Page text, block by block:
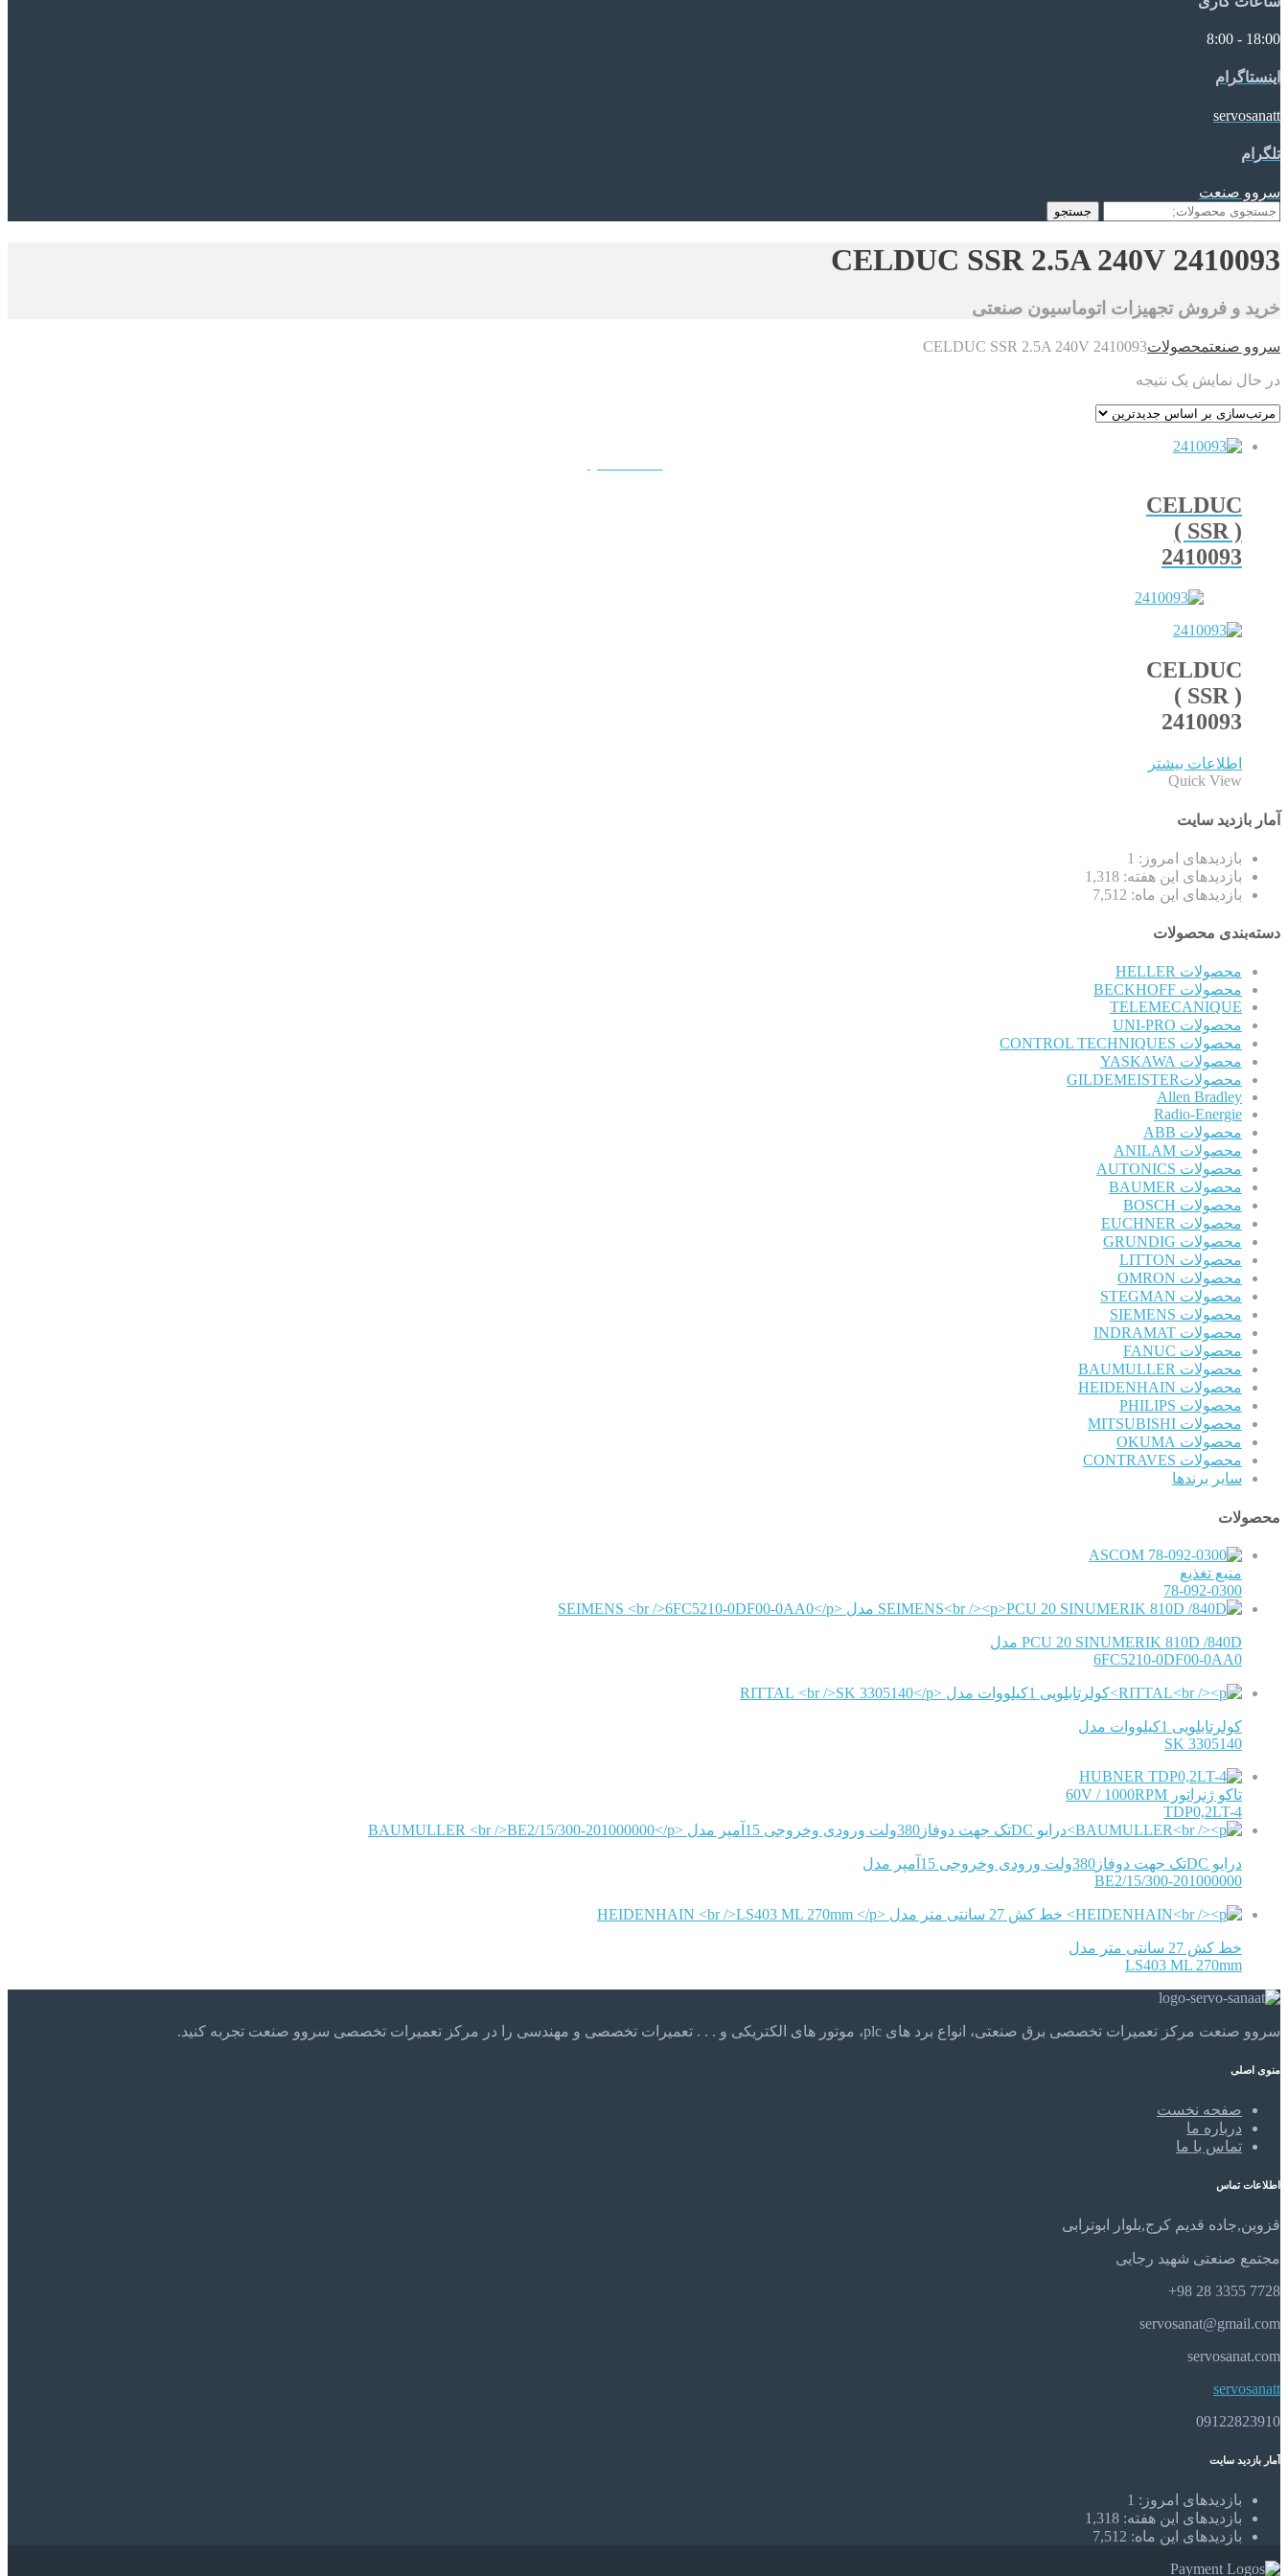
18:00 - 8:00
اینستاگرام
servosanatt
تلگرام
سروو صنعت
جستجو
جستجو
2410093 CELDUC SSR 2.5A 240V
خرید و فروش تجهیزات اتوماسیون صنعتی
سروو صنعتمحصولات2410093 CELDUC SSR 2.5A 240V
در حال نمایش یک نتیجه
CELDUC
( SSR )
2410093
CELDUC
( SSR )
2410093
اطلاعات بیشتر
Quick View
آمار بازدید سایت
بازدیدهای امروز: 1
بازدیدهای این هفته: 1,318
بازدیدهای این ماه: 7,512
دسته‌بندی محصولات
محصولات HELLER
محصولات BECKHOFF
TELEMECANIQUE
محصولات UNI-PRO
محصولات CONTROL TECHNIQUES
محصولات YASKAWA
محصولاتGILDEMEISTER
Allen Bradley
Radio-Energie
محصولات ABB
محصولات ANILAM
محصولات AUTONICS
محصولات BAUMER
محصولات BOSCH
محصولات EUCHNER
محصولات GRUNDIG
محصولات LITTON
محصولات OMRON
محصولات STEGMAN
محصولات SIEMENS
محصولات INDRAMAT
محصولات FANUC
محصولات BAUMULLER
محصولات HEIDENHAIN
محصولات PHILIPS
محصولات MITSUBISHI
محصولات OKUMA
محصولات CONTRAVES
سایر برندها
محصولات
ASCOM
منبع تغذیع
78-092-0300
SEIMENS
PCU 20 SINUMERIK 810D /840D مدل
6FC5210-0DF00-0AA0
RITTAL
کولرتابلویی 1کیلووات مدل
SK 3305140
HUBNER
تاکو ژنراتور 60V / 1000RPM
TDP0,2LT-4
BAUMULLER
درایو DCتک جهت دوفاز380ولت ورودی وخروجی 15آمپر مدل
BE2/15/300-201000000
HEIDENHAIN
خط کش 27 سانتی متر مدل
LS403 ML 270mm
سروو صنعت مرکز تعمیرات تخصصی برق صنعتی، انواع برد های plc، موتور های الکتریکی و . . . تعمیرات تخصصی و مهندسی را در مرکز تعمیرات تخصصی سروو صنعت تجربه کنید.
منوی اصلی
صفحه نخست
درباره ما
تماس با ما
اطلاعات تماس
قزوین,جاده قدیم کرج,بلوار ابوترابی
مجتمع صنعتی شهید رجایی
7728 3355 28 98+
servosanat@gmail.com
servosanat.com
servosanatt
09122823910
آمار بازدید سایت
بازدیدهای امروز: 1
بازدیدهای این هفته: 1,318
بازدیدهای این ماه: 7,512